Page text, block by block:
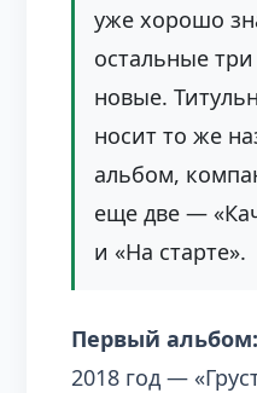
уже хорошо
остальные
новые.
носит то же
альбом,
еще две —
и «На старте».
Первый альбом:
2018 год —